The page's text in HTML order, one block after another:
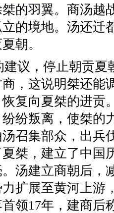
的羽翼。商汤越
的境地。汤还迁
朝。
议，停止朝贡夏
，这说明桀还能
复向夏桀的进贡
纷叛离，使桀的
召集部众，出兵
桀，建立了中国
汤建立商朝后，
扩展至黄河上游
领17年，建商后